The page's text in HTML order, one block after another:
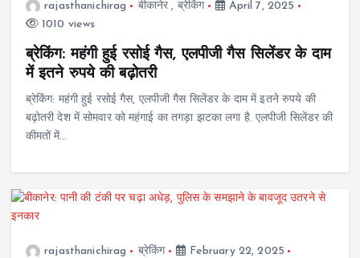
rajasthanichirag बीकानेर , ब्रेकिंग
April 7, 2025
1010 views
ब्रेकिंग: महंगी हुई रसोई गैस, एलपीजी गैस सिलेंडर के दाम
में इतने रुपये की बढ़ोतरी
ब्रेकिंग: महंगी हुई रसोई गैस, एलपीजी गैस सिलेंडर के दाम में इतने रुपये की
बढ़ोतरी देश में सोमवार को महंगाई का तगड़ा झटका लगा है. एलपीजी सिलेंडर की
कीमतों में…
rajasthanichirag ब्रेकिंग
February 22, 2025